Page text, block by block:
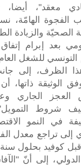
معقد"، أيضا،
الهامّة،
الصحيّة والزيادة
بعد إبرام
التونسي للشغل
الظرف، إلى
وفق الوثيقة
الجاري
شروط
في النمو
إلى تراجع معدل
كوفيد بحلول سنة
إلى أنّ